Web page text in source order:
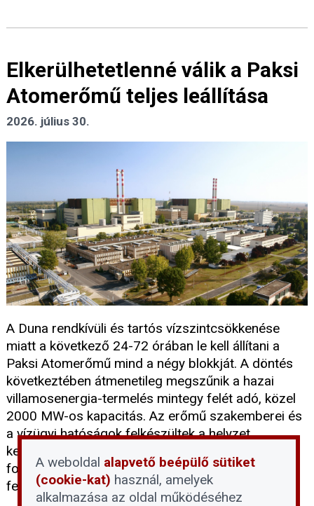
Elkerülhetetlenné válik a Paksi
Atomerőmű teljes leállítása
2026. július 30.
A Duna rendkívüli és tartós vízszintcsökkenése
miatt a következő 24-72 órában le kell állítani a
Paksi Atomerőmű mind a négy blokkját. A döntés
következtében átmenetileg megszűnik a hazai
villamosenergia-termelés mintegy felét adó, közel
2000 MW-os kapacitás. Az erőmű szakemberei és
a vízügyi hatóságok felkészültek a helyzet
kezelésére: az álló blokkok biztonsági hűtése
folyamatosan biztosított, a lakosságot pedig
felelős és takarékos áramhasználatra kérik.
A weboldal alapvető beépülő sütiket
(cookie-kat) használ, amelyek
alkalmazása az oldal működéséhez